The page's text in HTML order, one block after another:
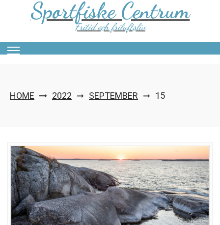
Sportfiske Centrum
Fritid och friluftsliv
HOME 2022 ➞ SEPTEMBER ➞ 15